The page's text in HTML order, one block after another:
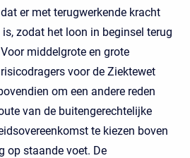
er met terugwerkende kracht
zodat het loon in beginsel terug
middelgrote en grote
voor de Ziektewet
om een andere reden
van de buitengerechtelijke
te kiezen boven
op staande voet. De